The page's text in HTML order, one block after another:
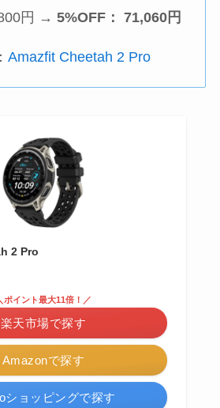
円 → 5%OFF： 71,060円
Amazfit Cheetah 2 Pro
2 Pro
Amazonで探す
ポイント最大11倍！／
楽天市場で探す
ショッピングで探す